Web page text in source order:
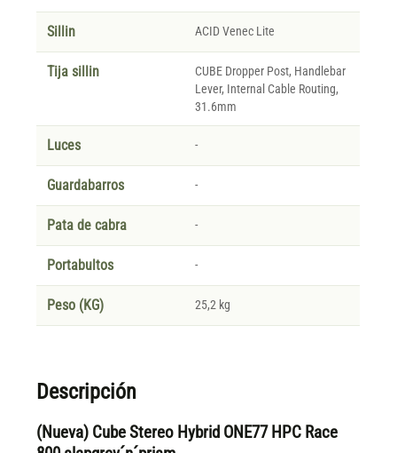
Sillin ACID Venec Lite
Tija sillin
CUBE Dropper Post, Handlebar
Lever, Internal Cable Routing,
31.6mm
Luces -
Guardabarros -
Pata de cabra -
Portabultos -
Peso (KG) 25,2 kg
Descripción
(Nueva) Cube Stereo Hybrid ONE77 HPC Race